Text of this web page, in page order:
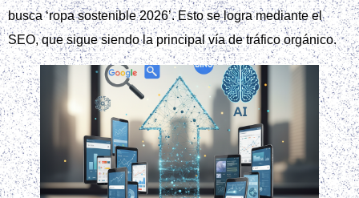
busca ‘ropa sostenible 2026’. Esto se logra mediante el
SEO, que sigue siendo la principal vía de tráfico orgánico.